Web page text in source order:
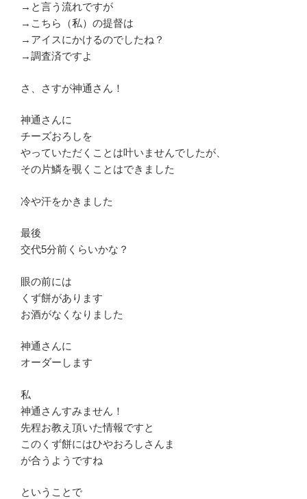
→と言う流れですが
→こちら（私）の提督は
→アイスにかけるのでしたね？
→調査済ですよ
さ、さすが神通さん！
神通さんに
チーズおろしを
やっていただくことは叶いませんでしたが、
その片鱗を覗くことはできました
冷や汗をかきました
最後
交代5分前くらいかな？
眼の前には
くず餅があります
お酒がなくなりました
神通さんに
オーダーします
私
神通さんすみません！
先程お教え頂いた情報ですと
このくず餅にはひやおろしさんま
が合うようですね
ということで